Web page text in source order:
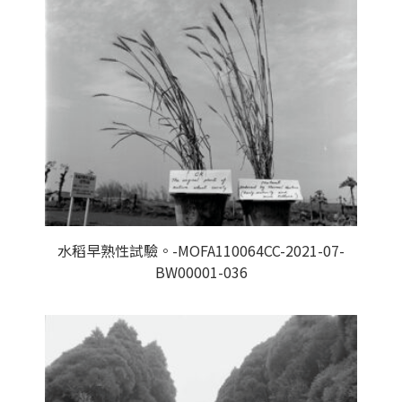
水稻早熟性試驗。-MOFA110064CC-2021-07-
BW00001-036